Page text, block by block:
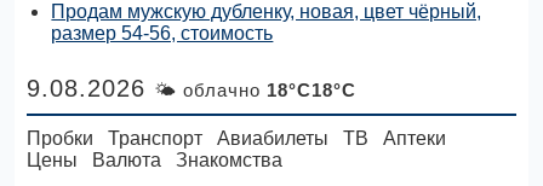
Продам мужскую дубленку, новая, цвет чёрный,
размер 54-56, стоимость
9.08.2026 🌤 облачно 18°C18°C
Пробки Транспорт Авиабилеты ТВ
Аптеки
Цены
Валюта Знакомства